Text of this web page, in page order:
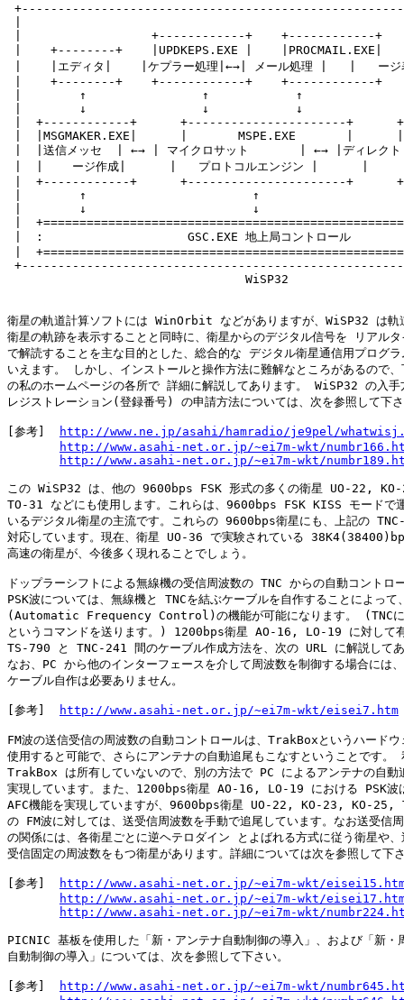
|                  +------------+    +------------+
|    +--------+    |UPDKEPS.EXE |    |PROCMAIL.EXE|
|    |エディタ|    |ケプラー処理|←→| メール処理 |   |   ー
|    +--------+    +------------+    +------------+
|        ↑                ↑            ↑
|        ↓                ↓            ↓
|  +------------+      +----------------------+
|  |MSGMAKER.EXE|      |       MSPE.EXE       |
|  |送信メッセ  | ←→ | マイクロサット       | ←→ |ディレク
|  |    ージ作成|      |   プロトコルエンジン |      |
|  +------------+      +----------------------+
|        ↑                       ↑
|        ↓                       ↓
|
|  :                    GSC.EXE 地上局コントロール
|
                                 WiSP32
衛星の軌道計算ソフトには WinOrbit などがありますが、WiSP32 は軌
衛星の軌跡を表示することと同時に、衛星からのデジタル信号を リアルタ
で解読することを主な目的とした、総合的な デジタル衛星通信用プログラ
いえます。 しかし、インストールと操作方法に難解なところがあるので、
の私のホームページの各所で 詳細に解説してあります。 WiSP32 の入手
レジストレーション(登録番号) の申請方法については、次を参照して下
[参考]
http://www.ne.jp/asahi/hamradio/je9pel/
http://www.asahi-net.or.jp/~ei7m-wkt/
http://www.asahi-net.or.jp/~ei7m-wkt/
この WiSP32 は、他の 9600bps FSK 形式の多くの衛星 UO-22,
TO-31 などにも使用します。これらは、9600bps FSK KISS モードで
いるデジタル衛星の主流です。これらの 9600bps衛星にも、上記の
対応しています。現在、衛星 UO-36 で実験されている
高速の衛星が、今後多く現れることでしょう。
ドップラーシフトによる無線機の受信周波数の TNC からの自動コントロ
PSK波については、無線機と TNCを結ぶケーブルを自作することによって
(Automatic Frequency Control)の機能が可能になります。 (TNC
というコマンドを送ります。) 1200bps衛星 AO-16, LO-19 に対して
TS-790 と TNC-241 間のケーブル作成方法を、次の URL に解説して
なお、PC から他のインターフェースを介して周波数を制御する場合には
ケーブル自作は必要ありません。
[参考] http://www.asahi-net.or.jp/~ei7m-wkt/eisei7.htm
FM波の送信受信の周波数の自動コントロールは、TrakBoxというハードウ
使用すると可能で、さらにアンテナの自動追尾もこなすということです。
TrakBox は所有していないので、別の方法で PC によるアンテナの自動
実現しています。また、1200bps衛星 AO-16, LO-19 における PSK波
AFC機能を実現していますが、9600bps衛星 UO-22, KO-23, KO-25,
の FM波に対しては、送受信周波数を手動で追尾しています。なお送受信
の関係には、各衛星ごとに逆ヘテロダイン とよばれる方式に従う衛星や、
受信固定の周波数をもつ衛星があります。詳細については次を参照して下
[参考]
http://www.asahi-net.or.jp/~ei7m-wkt/
http://www.asahi-net.or.jp/~ei7m-wkt/
http://www.asahi-net.or.jp/~ei7m-wkt/
PICNIC 基板を使用した「新・アンテナ自動制御の導入」、および「新・
自動制御の導入」については、次を参照して下さい。
[参考]
http://www.asahi-net.or.jp/~ei7m-wkt/